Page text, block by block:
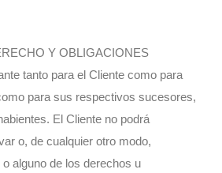
Y OBLIGACIONES
tanto para el Cliente como para
para sus respectivos sucesores,
El Cliente no podrá
o, de cualquier otro modo,
alguno de los derechos u